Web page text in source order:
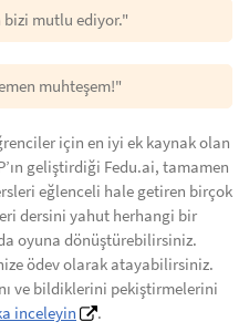
bizi mutlu ediyor."
muhteşem!"
için en iyi ek kaynak olan
geliştirdiği Fedu.ai, tamamen
eğlenceli hale getiren birçok
dersini yahut herhangi bir
oyuna dönüştürebilirsiniz.
ödev olarak atayabilirsiniz.
ve bildiklerini pekiştirmelerini
inceleyin .